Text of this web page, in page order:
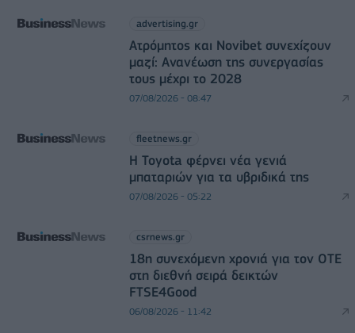
advertising.gr
Ατρόμητος και Novibet συνεχίζουν
μαζί: Ανανέωση της συνεργασίας
τους μέχρι το 2028
07/08/2026 - 08:47
fleetnews.gr
Η Toyota φέρνει νέα γενιά
μπαταριών για τα υβριδικά της
07/08/2026 - 05:22
csrnews.gr
18η συνεχόμενη χρονιά για τον ΟΤΕ
στη διεθνή σειρά δεικτών
FTSE4Good
06/08/2026 - 11:42